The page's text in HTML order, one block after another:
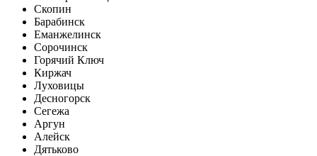
Скопин
Барабинск
Еманжелинск
Сорочинск
Горячий Ключ
Киржач
Луховицы
Десногорск
Сегежа
Аргун
Алейск
Дятьково